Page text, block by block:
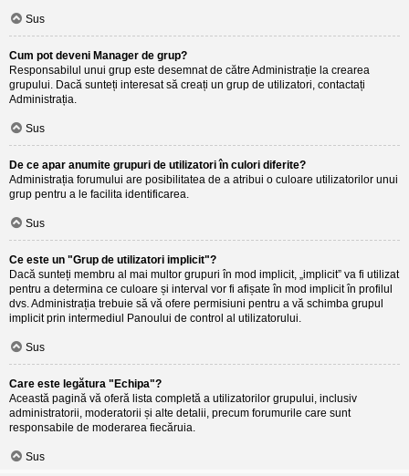
Sus
Cum pot deveni Manager de grup?
Responsabilul unui grup este desemnat de către Administrație la crearea
grupului. Dacă sunteți interesat să creați un grup de utilizatori, contactați
Administrația.
Sus
De ce apar anumite grupuri de utilizatori în culori diferite?
Administrația forumului are posibilitatea de a atribui o culoare utilizatorilor unui
grup pentru a le facilita identificarea.
Sus
Ce este un "Grup de utilizatori implicit"?
Dacă sunteți membru al mai multor grupuri în mod implicit, „implicit” va fi utilizat
pentru a determina ce culoare și interval vor fi afișate în mod implicit în profilul
dvs. Administrația trebuie să vă ofere permisiuni pentru a vă schimba grupul
implicit prin intermediul Panoului de control al utilizatorului.
Sus
Care este legătura "Echipa"?
Această pagină vă oferă lista completă a utilizatorilor grupului, inclusiv
administratorii, moderatorii și alte detalii, precum forumurile care sunt
responsabile de moderarea fiecăruia.
Sus